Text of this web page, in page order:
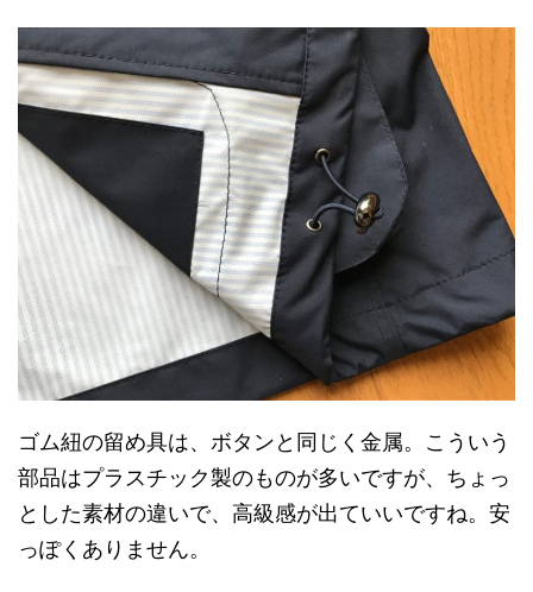
ゴム紐の留め具は、ボタンと同じく金属。こういう
部品はプラスチック製のものが多いですが、ちょっ
とした素材の違いで、高級感が出ていいですね。安
っぽくありません。